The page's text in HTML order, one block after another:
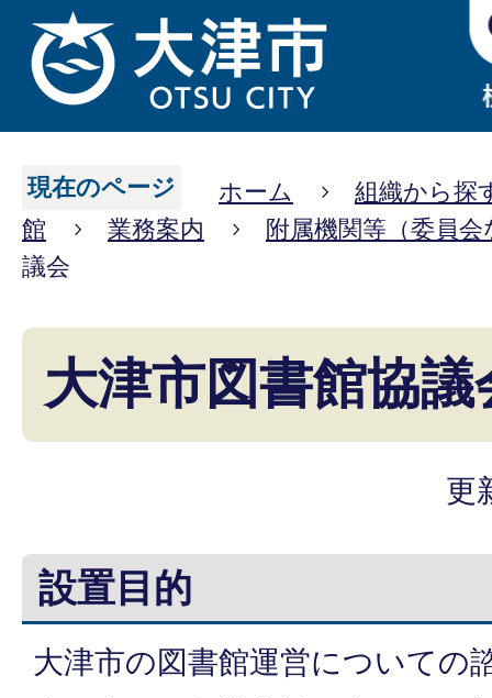
現在のページ ホーム
組織から探
館
業務案内
附属機関等（委員会
議会
大津市図書館協議
更
設置目的
大津市の図書館運営についての